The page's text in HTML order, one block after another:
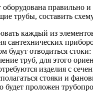
оборудована
трубы, составить
каждый из
сантехнических
будут отводиться
труб, для этого
изделия с
стояки и
будет проложен